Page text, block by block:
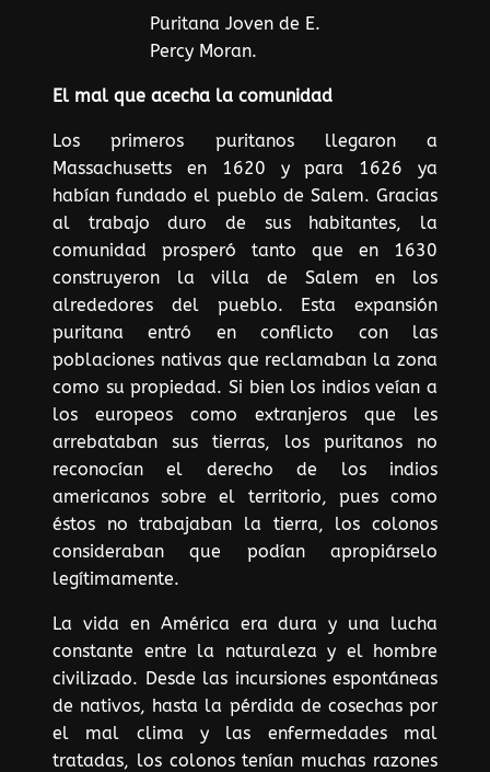
Puritana Joven de E.
Percy Moran.
El mal que acecha la comunidad
Los primeros puritanos llegaron a
Massachusetts en 1620 y para 1626 ya
habían fundado el pueblo de Salem. Gracias
al trabajo duro de sus habitantes, la
comunidad prosperó tanto que en 1630
construyeron la villa de Salem en los
alrededores del pueblo. Esta expansión
puritana entró en conflicto con las
poblaciones nativas que reclamaban la zona
como su propiedad. Si bien los indios veían a
los europeos como extranjeros que les
arrebataban sus tierras, los puritanos no
reconocían el derecho de los indios
americanos sobre el territorio, pues como
éstos no trabajaban la tierra, los colonos
consideraban que podían apropiárselo
legítimamente.
La vida en América era dura y una lucha
constante entre la naturaleza y el hombre
civilizado. Desde las incursiones espontáneas
de nativos, hasta la pérdida de cosechas por
el mal clima y las enfermedades mal
tratadas, los colonos tenían muchas razones